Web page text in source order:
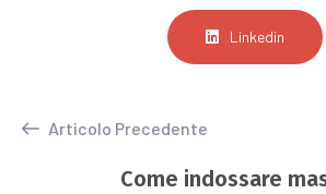
Linkedin
Articolo Precedente
Come indossare